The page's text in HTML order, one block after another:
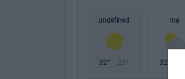
undefined
32° 23°
ma
32°